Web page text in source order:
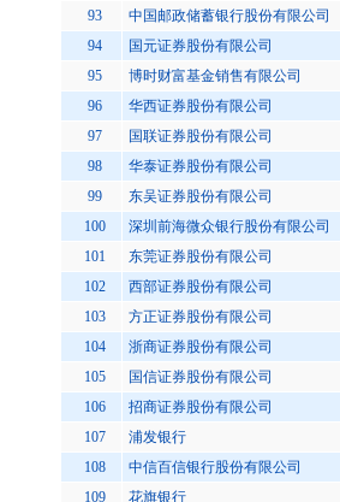
93
中国邮政储蓄银行股份有限公司
94
国元证券股份有限公司
95
博时财富基金销售有限公司
96
华西证券股份有限公司
97
国联证券股份有限公司
98
华泰证券股份有限公司
99
东吴证券股份有限公司
100
深圳前海微众银行股份有限公司
101
东莞证券股份有限公司
102
西部证券股份有限公司
103
方正证券股份有限公司
104
浙商证券股份有限公司
105
国信证券股份有限公司
106
招商证券股份有限公司
107
浦发银行
108
中信百信银行股份有限公司
109
花旗银行